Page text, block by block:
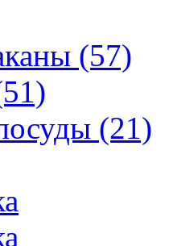
(57)
(21)